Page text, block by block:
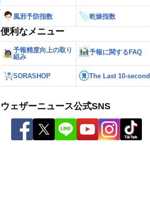
風邪予防指数 乾燥指数
便利なメニュー
予報精度向上の取り
組み
予報に関するFAQ
SORASHOP The Last 10-second
ウェザーニュース公式SNS